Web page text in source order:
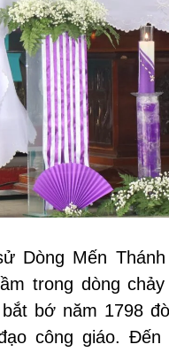
Dòng Mến
trong dòng
bớ năm 1798
công giáo. Đến